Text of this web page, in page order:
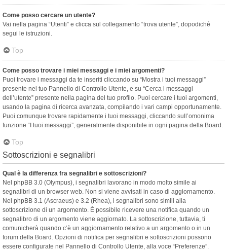
Come posso cercare un utente?
Vai nella pagina “Utenti” e clicca sul collegamento “trova utente”, dopodiché
segui le istruzioni.
Top
Come posso trovare i miei messaggi e i miei argomenti?
Puoi trovare i messaggi da te inseriti cliccando su “Mostra i tuoi messaggi”
presente nel tuo Pannello di Controllo Utente, e su “Cerca i messaggi
dell’utente” presente nella pagina del tuo profilo. Puoi cercare i tuoi argomenti,
usando la pagina di ricerca avanzata, compilando i vari campi opportunamente.
Puoi comunque trovare rapidamente i tuoi messaggi, cliccando sull’omonima
funzione “I tuoi messaggi”, generalmente disponibile in ogni pagina della Board.
Top
Sottoscrizioni e segnalibri
Qual è la differenza fra segnalibri e sottoscrizioni?
Nel phpBB 3.0 (Olympus), i segnalibri lavorano in modo molto simile ai
segnalibri di un browser web. Non si viene avvisati in caso di aggiornamento.
Nel phpBB 3.1 (Ascraeus) e 3.2 (Rhea), i segnalibri sono simili alla
sottoscrizione di un argomento. È possibile ricevere una notifica quando un
segnalibro di un argomento viene aggiornato. La sottoscrizione, tuttavia, ti
comunicherà quando c’è un aggiornamento relativo a un argomento o in un
forum della Board. Opzioni di notifica per segnalibri e sottoscrizioni possono
essere configurate nel Pannello di Controllo Utente, alla voce “Preferenze”.